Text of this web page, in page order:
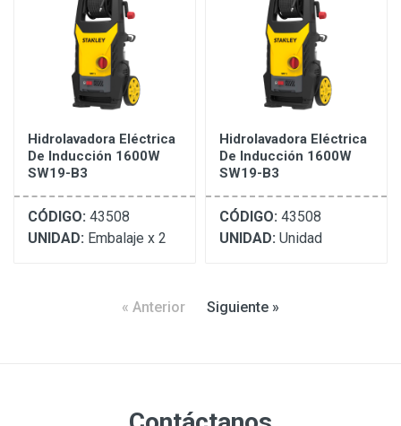
Hidrolavadora Eléctrica
De Inducción 1600W
SW19-B3
CÓDIGO: 43508
UNIDAD: Embalaje x 2
Hidrolavadora Eléctrica
De Inducción 1600W
SW19-B3
CÓDIGO: 43508
UNIDAD: Unidad
« Anterior Siguiente »